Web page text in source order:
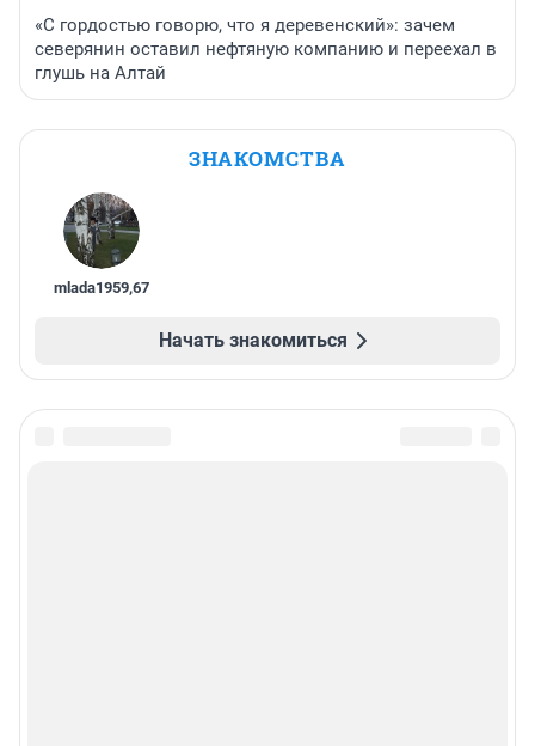
«С гордостью говорю, что я деревенский»: зачем
северянин оставил нефтяную компанию и переехал в
глушь на Алтай
ЗНАКОМСТВА
mlada1959,67
Начать знакомиться